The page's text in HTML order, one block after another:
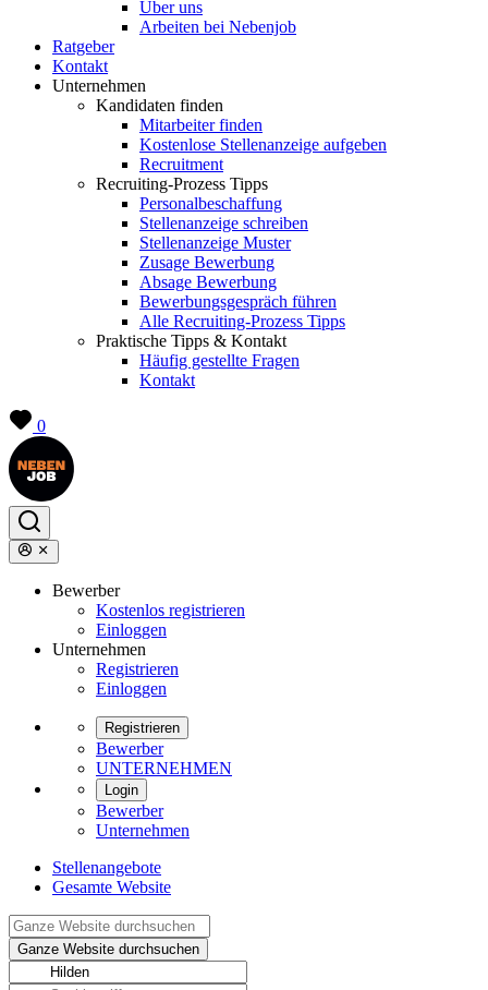
Über uns
Arbeiten bei Nebenjob
Ratgeber
Kontakt
Unternehmen
Kandidaten finden
Mitarbeiter finden
Kostenlose Stellenanzeige aufgeben
Recruitment
Recruiting-Prozess Tipps
Personalbeschaffung
Stellenanzeige schreiben
Stellenanzeige Muster
Zusage Bewerbung
Absage Bewerbung
Bewerbungsgespräch führen
Alle Recruiting-Prozess Tipps
Praktische Tipps & Kontakt
Häufig gestellte Fragen
Kontakt
0
Bewerber
Kostenlos registrieren
Einloggen
Unternehmen
Registrieren
Einloggen
Registrieren
Bewerber
UNTERNEHMEN
Login
Bewerber
Unternehmen
Stellenangebote
Gesamte Website